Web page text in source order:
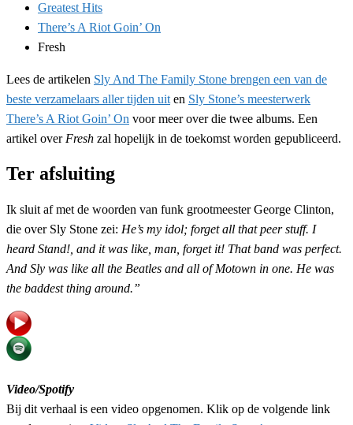
Greatest Hits
There’s A Riot Goin’ On
Fresh
Lees de artikelen Sly And The Family Stone brengen een van de
beste verzamelaars aller tijden uit en Sly Stone’s meesterwerk
There’s A Riot Goin’ On voor meer over die twee albums. Een
artikel over Fresh zal hopelijk in de toekomst worden gepubliceerd.
Ter afsluiting
Ik sluit af met de woorden van funk grootmeester George Clinton,
die over Sly Stone zei: He’s my idol; forget all that peer stuff. I
heard Stand! , and it was like, man, forget it! That band was perfect.
And Sly was like all the Beatles and all of Motown in one. He was
the baddest thing around.”
Video/Spotify
Bij dit verhaal is een video opgenomen. Klik op de volgende link